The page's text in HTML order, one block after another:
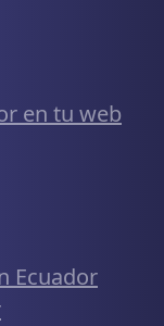
en tu web
Ecuador